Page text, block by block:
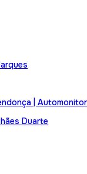
| Automonitor
Duarte